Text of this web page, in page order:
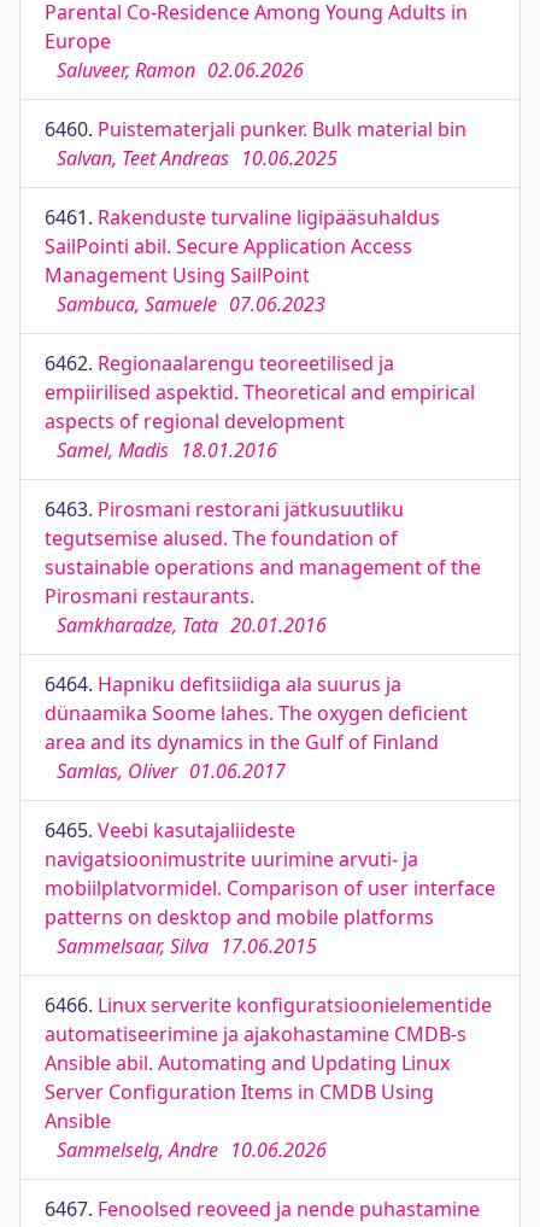
Parental Co-Residence Among Young Adults in
Europe
Saluveer, Ramon 02.06.2026
6460. Puistematerjali punker. Bulk material bin
Salvan, Teet Andreas 10.06.2025
6461. Rakenduste turvaline ligipääsuhaldus
SailPointi abil. Secure Application Access
Management Using SailPoint
Sambuca, Samuele 07.06.2023
6462. Regionaalarengu teoreetilised ja
empiirilised aspektid. Theoretical and empirical
aspects of regional development
Samel, Madis 18.01.2016
6463. Pirosmani restorani jätkusuutliku
tegutsemise alused. The foundation of
sustainable operations and management of the
Pirosmani restaurants.
Samkharadze, Tata 20.01.2016
6464. Hapniku defitsiidiga ala suurus ja
dünaamika Soome lahes. The oxygen deficient
area and its dynamics in the Gulf of Finland
Samlas, Oliver 01.06.2017
6465. Veebi kasutajaliideste
navigatsioonimustrite uurimine arvuti- ja
mobiilplatvormidel. Comparison of user interface
patterns on desktop and mobile platforms
Sammelsaar, Silva 17.06.2015
6466. Linux serverite konfiguratsioonielementide
automatiseerimine ja ajakohastamine CMDB-s
Ansible abil. Automating and Updating Linux
Server Configuration Items in CMDB Using
Ansible
Sammelselg, Andre 10.06.2026
6467. Fenoolsed reoveed ja nende puhastamine